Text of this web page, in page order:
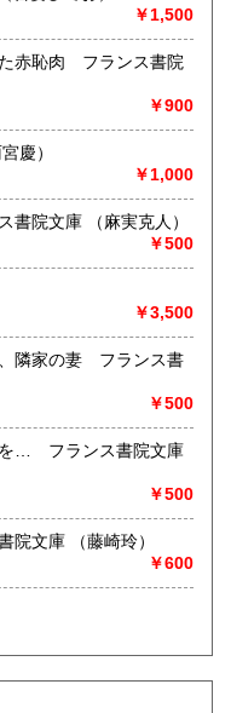
古書一般等
￥1,500
赤恥肉 フランス書院
￥900
ンス書院文庫 （雨宮慶）
￥1,000
年上の美囚 継母と若叔母 フランス書院文庫 （麻実克人）
￥500
￥3,500
隣家の妻 フランス書
￥500
… フランス書院文庫
￥500
父の後妻狩り 孕ませ檻 フランス書院文庫 （藤崎玲）
￥600